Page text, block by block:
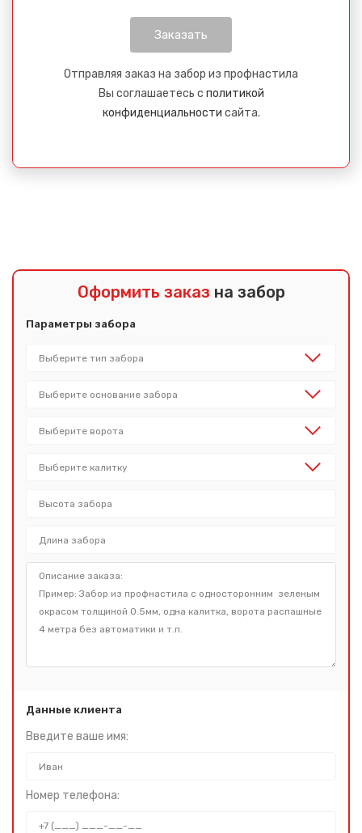
Отправляя заказ на забор из профнастила
Вы соглашаетесь с политикой
конфиденциальности сайта.
Оформить заказ на забор
Параметры забора
Данные клиента
Введите ваше имя:
Номер телефона: